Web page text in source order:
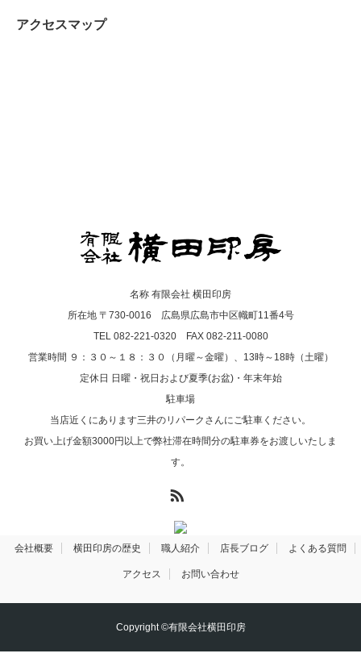
アクセスマップ
名称 有限会社 横田印房
所在地 〒730-0016 広島県広島市中区幟町11番4号
TEL 082-221-0320 FAX 082-211-0080
営業時間 ９：３０～１８：３０（月曜～金曜）、13時～18時（土曜）
定休日 日曜・祝日および夏季(お盆)・年末年始
駐車場
当店近くにあります三井のリパークさんにご駐車ください。
お買い上げ金額3000円以上で弊社滞在時間分の駐車券をお渡しいたしま
す。
会社概要 横田印房の歴史 職人紹介 店長ブログ よくある質問
アクセス お問い合わせ
Copyright ©有限会社横田印房